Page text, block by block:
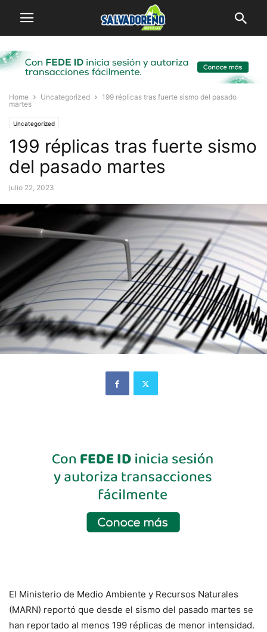
Home Uncategorized
199 réplicas tras fuerte sismo del pasado
martes
Uncategorized
199 réplicas tras fuerte sismo
del pasado martes
julio 22, 2023
El Ministerio de Medio Ambiente y Recursos Naturales
(MARN) reportó que desde el sismo del pasado martes se
han reportado al menos 199 réplicas de menor intensidad.